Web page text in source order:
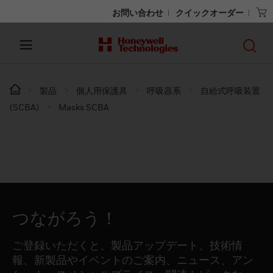
お問い合わせ クイックオーダー
製品 個人用保護具 呼吸器系
自給式呼吸装置
(SCBA)
Masks SCBA
つながろう！
ご登録いただくと、製品アップデート、技術情
報、新製品やイベントのご案内、ニュース、アン